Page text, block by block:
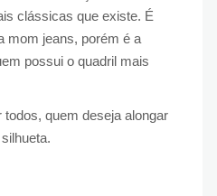
clássicas que existe. É
mom jeans, porém é a
possui o quadril mais
todos, quem deseja alongar